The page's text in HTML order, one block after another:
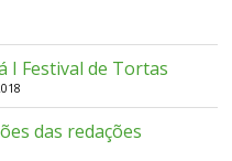
I Festival de Tortas
das redações